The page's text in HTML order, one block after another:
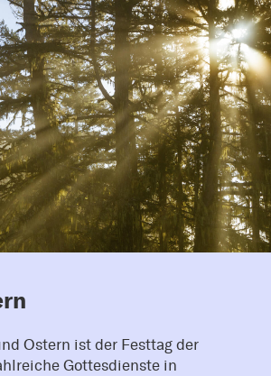
Ostern ist der Festtag der
Gottesdienste in